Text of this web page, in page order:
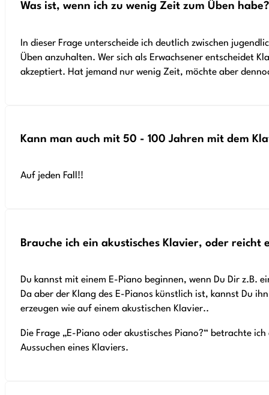
Was ist, wenn ich zu wenig Zeit zum Üben habe?
In dieser Frage unterscheide ich deutlich zwischen
Üben anzuhalten. Wer sich als Erwachsener entscheidet
akzeptiert. Hat jemand nur wenig Zeit, möchte aber
Kann man auch mit 50 - 100 Jahren mit dem
Auf jeden Fall!!
Brauche ich ein akustisches Klavier, oder reicht
Du kannst mit einem E-Piano beginnen, wenn Du Dir z.B.
Da aber der Klang des E-Pianos künstlich ist, kannst Du
erzeugen wie auf einem akustischen Klavier..
Die Frage „E-Piano oder akustisches Piano?“ betrachte
Aussuchen eines Klaviers.